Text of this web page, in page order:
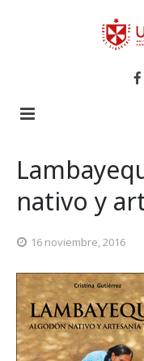
Libros
Psicología
Veritas
nativo y
16 noviembre, 2016